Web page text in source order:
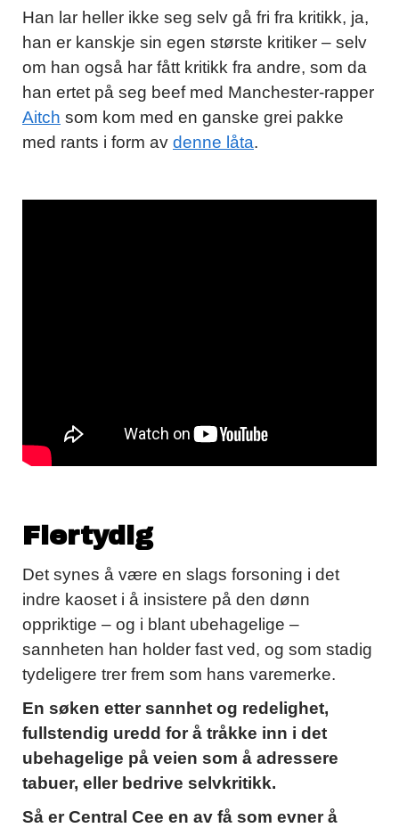
Han lar heller ikke seg selv gå fri fra kritikk, ja,
han er kanskje sin egen største kritiker – selv
om han også har fått kritikk fra andre, som da
han ertet på seg beef med Manchester-rapper
Aitch som kom med en ganske grei pakke
med rants i form av denne låta.
Flertydig
Det synes å være en slags forsoning i det
indre kaoset i å insistere på den dønn
oppriktige – og i blant ubehagelige –
sannheten han holder fast ved, og som stadig
tydeligere trer frem som hans varemerke.
En søken etter sannhet og redelighet,
fullstendig uredd for å tråkke inn i det
ubehagelige på veien som å adressere
tabuer, eller bedrive selvkritikk.
Så er Central Cee en av få som evner å